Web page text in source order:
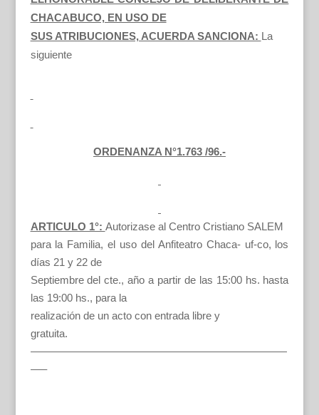
CHACABUCO, EN USO DE
SUS ATRIBUCIONES, ACUERDA SANCIONA: La
siguiente
ORDENANZA N°1.763 /96.-
ARTICULO 1°: Autorizase al Centro Cristiano SALEM
para la Familia, el uso del Anfiteatro Chaca- uf-co, los
días 21 y 22 de
Septiembre del cte., año a partir de las 15:00 hs. hasta
las 19:00 hs., para la
realización de un acto con entrada libre y
gratuita.
————————————————————————
—–